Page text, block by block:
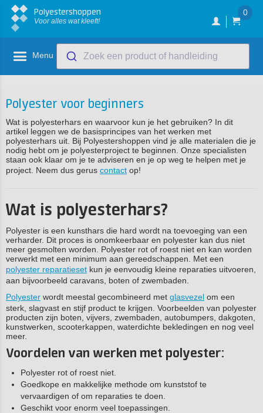
Polyestershoppen
Voor alles wat kleeft!
0
Menu Zoek een product of handleiding
Polyester voor beginners
Wat is polyesterhars en waarvoor kun je het gebruiken? In dit
artikel leggen we de basisprincipes van het werken met
polyesterhars uit. Bij Polyestershoppen vind je alle materialen die je
nodig hebt om je polyesterproject te beginnen. Onze specialisten
staan ook klaar om je te adviseren en je op weg te helpen met je
project. Neem dus gerus contact op!
Wat is polyesterhars?
Polyester is een kunsthars die hard wordt na toevoeging van een
verharder. Dit proces is onomkeerbaar en polyester kan dus niet
meer gesmolten worden. Polyester rot of roest niet en kan worden
verwerkt met een minimum aan gereedschappen. Met een
polyester reparatieset kun je eenvoudig kleine reparaties uitvoeren,
aan bijvoorbeeld caravans, boten of zwembaden.
Polyester wordt meestal gecombineerd met glasvezel om een
sterk, slagvast en stijf product te krijgen. Voorbeelden van polyester
producten zijn boten, vijvers, zwembaden, autobumpers, dakgoten,
kunstwerken, scooterkappen, waterdichte bekledingen en nog veel
meer.
Voordelen van werken met polyester:
Polyester rot of roest niet.
Goedkope en makkelijke methode om kunststof te
vervaardigen of om reparaties te doen.
Geschikt voor enorm veel toepassingen.